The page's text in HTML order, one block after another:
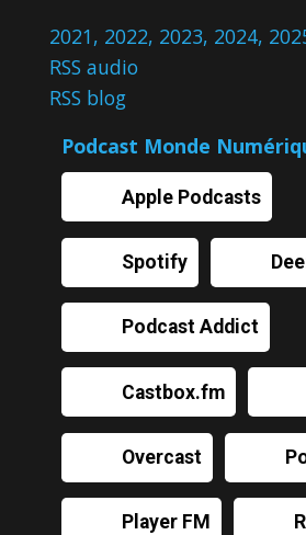
2021, 2022, 2023, 2024,
RSS audio
RSS blog
Podcast Monde
Apple Podcasts
Spotify
Podcast Addict
Castbox.fm
Overcast
Player FM